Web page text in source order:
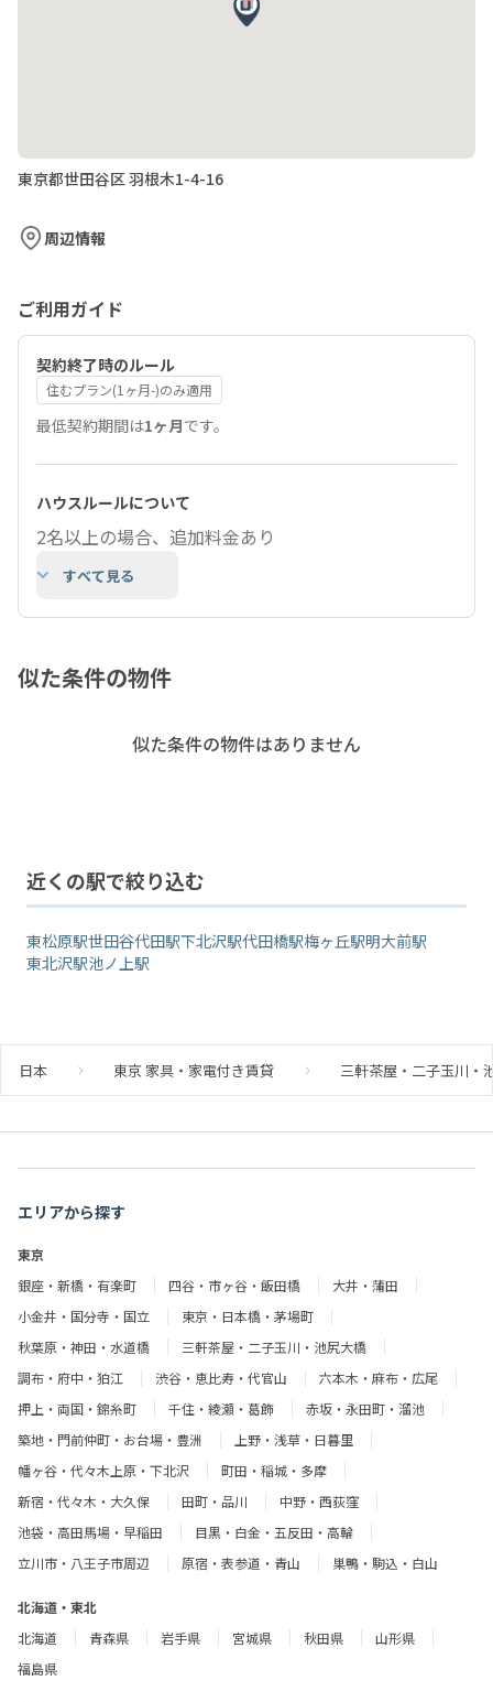
東京都世田谷区 羽根木1-4-16
周辺情報
ご利用ガイド
契約終了時のルール
住むプラン(1ヶ月-)のみ適用
最低契約期間は1ヶ月です。
ハウスルールについて
2名以上の場合、追加料金あり
すべて見る
似た条件の物件
似た条件の物件はありません
近くの駅で絞り込む
東松原駅世田谷代田駅下北沢駅代田橋駅梅ヶ丘駅明大前駅
東北沢駅池ノ上駅
日本 東京 家具・家電付き賃貸 三軒茶屋・二子玉川・
エリアから探す
東京
銀座・新橋・有楽町
四谷・市ヶ谷・飯田橋
大井・蒲田
小金井・国分寺・国立
東京・日本橋・茅場町
秋葉原・神田・水道橋
三軒茶屋・二子玉川・池尻大橋
調布・府中・狛江
渋谷・恵比寿・代官山
六本木・麻布・広尾
押上・両国・錦糸町
千住・綾瀬・葛飾
赤坂・永田町・溜池
築地・門前仲町・お台場・豊洲
上野・浅草・日暮里
幡ヶ谷・代々木上原・下北沢
町田・稲城・多摩
新宿・代々木・大久保
田町・品川
中野・西荻窪
池袋・高田馬場・早稲田
目黒・白金・五反田・高輪
立川市・八王子市周辺
原宿・表参道・青山 巣鴨・駒込・白山
北海道・東北
北海道
青森県 岩手県 宮城県 秋田県
山形県
福島県